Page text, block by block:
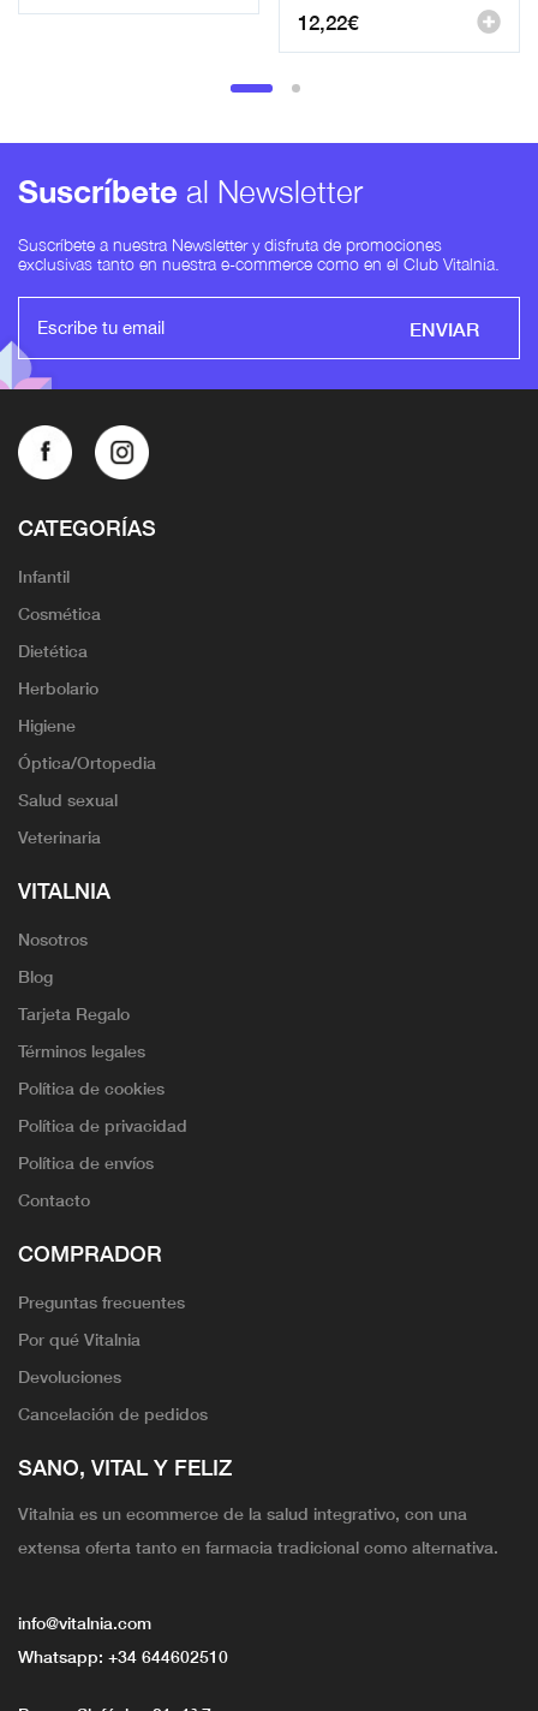
12,22€
Suscríbete al Newsletter
Suscríbete a nuestra Newsletter y disfruta de promociones
exclusivas tanto en nuestra e-commerce como en el Club Vitalnia.
ENVIAR
CATEGORÍAS
Infantil
Cosmética
Dietética
Herbolario
Higiene
Óptica/Ortopedia
Salud sexual
Veterinaria
VITALNIA
Nosotros
Blog
Tarjeta Regalo
Términos legales
Política de cookies
Política de privacidad
Política de envíos
Contacto
COMPRADOR
Preguntas frecuentes
Por qué Vitalnia
Devoluciones
Cancelación de pedidos
SANO, VITAL Y FELIZ
Vitalnia es un ecommerce de la salud integrativo, con una
extensa oferta tanto en farmacia tradicional como alternativa.
info@vitalnia.com
Whatsapp: +34 644602510